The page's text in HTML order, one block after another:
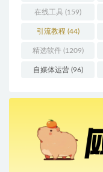
在线工具 (159)
引流教程 (44)
精选软件(1209)
自媒体运营(96)